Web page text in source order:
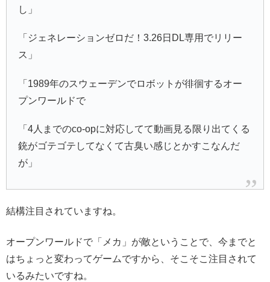
し」
「ジェネレーションゼロだ！3.26日DL専用でリリー
ス」
「1989年のスウェーデンでロボットが徘徊するオー
プンワールドで
「4人までのco-opに対応してて動画見る限り出てくる
銃がゴテゴテしてなくて古臭い感じとかすこなんだ
が」
結構注目されていますね。
オープンワールドで「メカ」が敵ということで、今までと
はちょっと変わってゲームですから、そこそこ注目されて
いるみたいですね。